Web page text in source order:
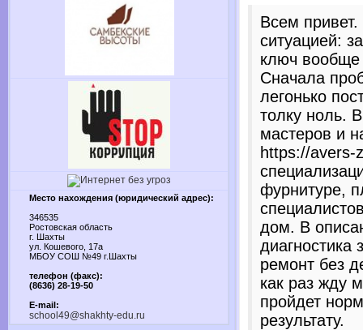
Место нахождения (юридический адрес):
346535
Ростовская область
г. Шахты
ул. Кошевого, 17а
МБОУ СОШ №49 г.Шахты
телефон (факс):
(8636) 28-19-50
E-mail:
school49@shakhty-edu.ru
Всем привет.
ситуацией:
ключ вообще
Сначала
легонько
толку ноль.
мастеров и
https://avers-
фурнитуре,
дом. В
диагностика
ремонт без
как раз жду
пройдет
результату.